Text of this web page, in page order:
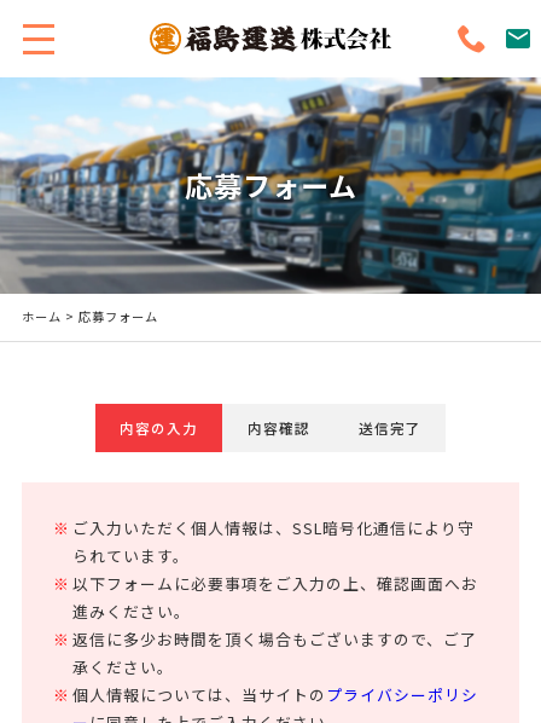
応募フォーム
ホーム > 応募フォーム
内容の入力 内容確認 送信完了
ご入力いただく個人情報は、SSL暗号化通信により守
られています。
以下フォームに必要事項をご入力の上、確認画面へお
進みください。
返信に多少お時間を頂く場合もございますので、ご了
承ください。
個人情報については、当サイトの プライバシーポリシ